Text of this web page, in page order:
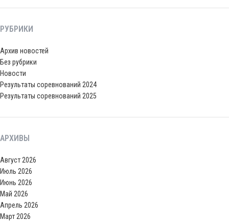
РУБРИКИ
Архив новостей
Без рубрики
Новости
Результаты соревнований 2024
Результаты соревнований 2025
АРХИВЫ
Август 2026
Июль 2026
Июнь 2026
Май 2026
Апрель 2026
Март 2026